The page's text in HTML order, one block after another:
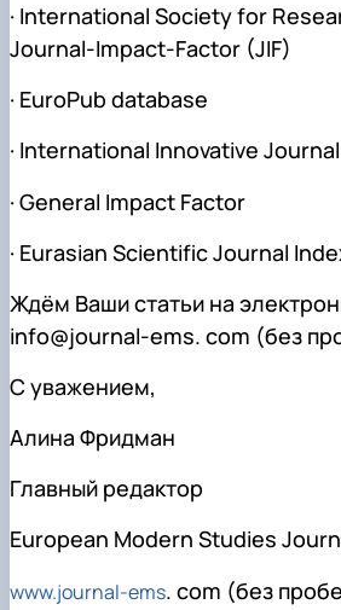
· International Society for
Journal-Impact-Factor (JIF)
· EuroPub database
· International Innovative
· General Impact Factor
· Eurasian Scientific Journal
Ждём Ваши статьи на
info@journal-ems. com (без
С уважением,
Алина Фридман
Главный редактор
European Modern Studies
www.journal-ems. com (без